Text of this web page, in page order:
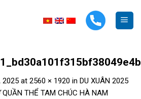
2025 at 2560 × 1920 in DU XUÂN 2025
THỂ TAM CHÚC HÀ NAM